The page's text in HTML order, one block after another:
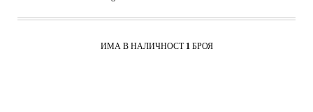
ИМА В НАЛИЧНОСТ 1БРОЯ